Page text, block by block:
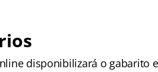
disponibilizará o gabarito